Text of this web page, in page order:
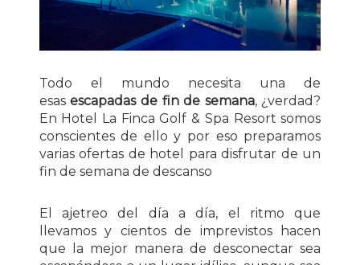
Todo el mundo necesita una de
esasescapadas de fin de semana, ¿verdad?
En Hotel La Finca Golf & Spa Resort somos
conscientes de ello y por eso preparamos
varias ofertas de hotel para disfrutar de un
fin de semana de descanso
El ajetreo del día a día, el ritmo que
llevamos y cientos de imprevistos hacen
que la mejor manera de desconectar sea